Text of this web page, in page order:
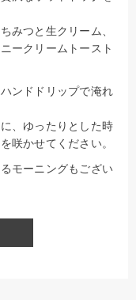
みつと生クリーム、
ークリームトースト
ンドドリップで淹れ
、ゆったりとした時
咲かせてください。
モーニングもござい